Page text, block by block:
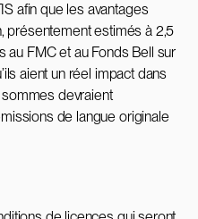
afin que les avantages
présentement estimés à 2,5
au FMC et au Fonds Bell sur
aient un réel impact dans
devraient
de langue originale